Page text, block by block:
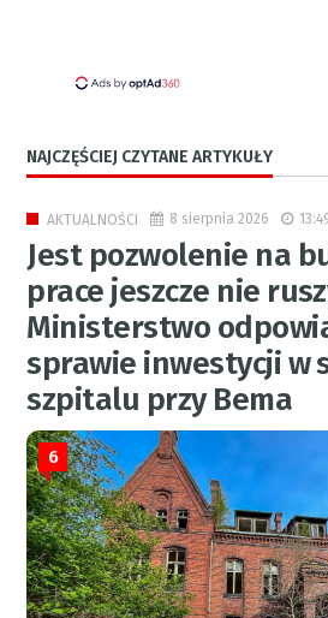
NAJCZĘŚCIEJ CZYTANE ARTYKUŁY
AKTUALNOŚCI 8 sierpnia 2026
Jest pozwolenie na
prace jeszcze nie
Ministerstwo
sprawie inwestycji w
szpitalu przy Bema
6